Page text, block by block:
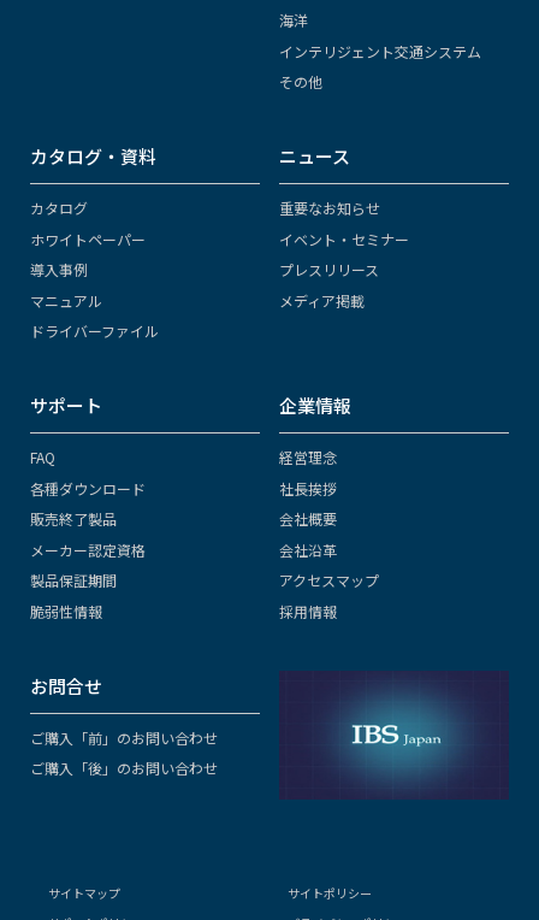
海洋
インテリジェント交通システム
その他
カタログ・資料
カタログ
ホワイトペーパー
導入事例
マニュアル
ドライバーファイル
ニュース
重要なお知らせ
イベント・セミナー
プレスリリース
メディア掲載
サポート
FAQ
各種ダウンロード
販売終了製品
メーカー認定資格
製品保証期間
脆弱性情報
企業情報
経営理念
社長挨拶
会社概要
会社沿革
アクセスマップ
採用情報
お問合せ
ご購入「前」のお問い合わせ
ご購入「後」のお問い合わせ
サイトマップ
サイトポリシー